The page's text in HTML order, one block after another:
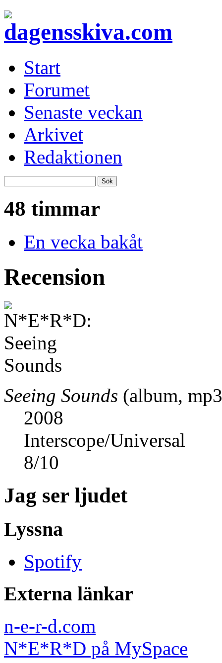
Start
Forumet
Senaste veckan
Arkivet
Redaktionen
48 timmar
En vecka bakåt
Recension
Seeing Sounds (album,
2008
Interscope/Universal
8/10
Jag ser ljudet
Lyssna
Spotify
Externa länkar
n-e-r-d.com
N*E*R*D på MySpace